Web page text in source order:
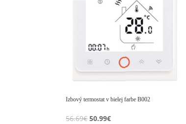
Izbový termostat v bielej farbe B002
56.69€Original
50.99€Current